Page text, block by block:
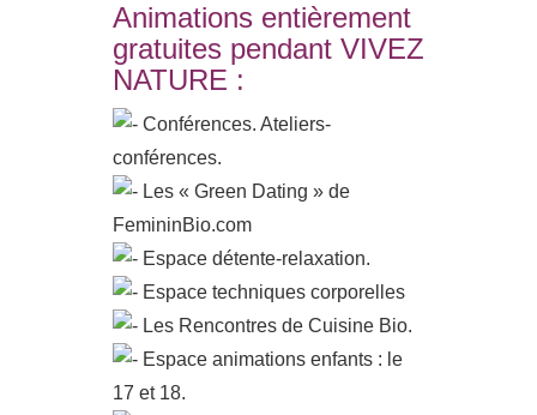
Animations entièrement
gratuites pendant VIVEZ
NATURE :
Conférences. Ateliers-
conférences.
Les « Green Dating » de
FemininBio.com
Espace détente-relaxation.
Espace techniques corporelles
Les Rencontres de Cuisine Bio.
Espace animations enfants : le
17 et 18.